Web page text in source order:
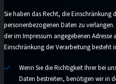
Sie haben das Recht, die Einschränkung
personenbezogenen Daten zu
der im Impressum angegebenen Adresse
Einschränkung der Verarbeitung besteht
Wenn Sie die Richtigkeit Ihrer bei
Daten bestreiten, benötigen wir in